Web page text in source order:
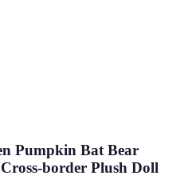
Pumpkin Bat Bear
border Plush Doll